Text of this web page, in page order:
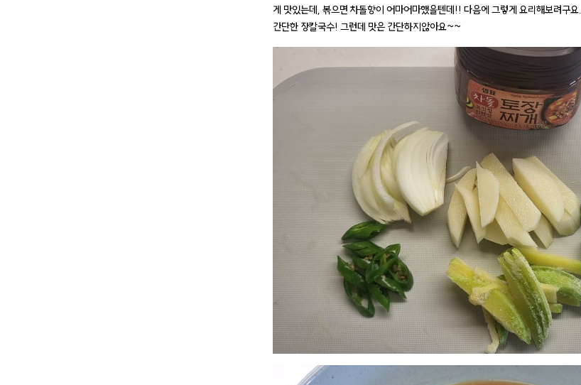
게 맛있는데, 볶으면 차돌향이 어마어마했을텐데!! 다음에 그렇게 요리해보려구요.
간단한 장칼국수! 그런데 맛은 간단하지않아요~~